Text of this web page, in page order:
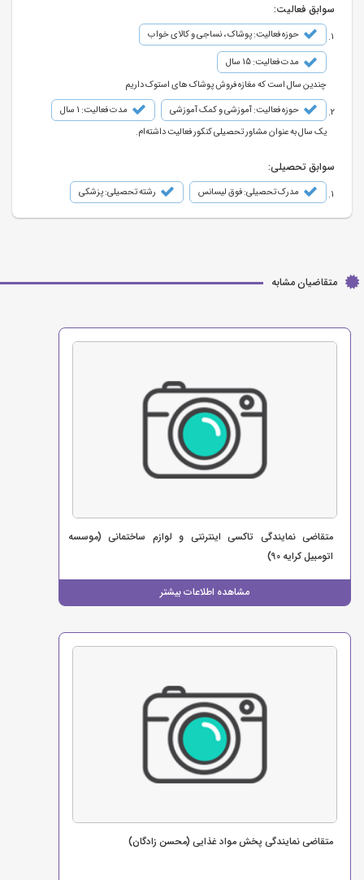
سوابق فعالیت:
حوزه فعالیت: پوشاک ، نساجی و کالای خواب
مدت فعالیت: 15 سال
چندین سال است که مغازه فروش پوشاک های استوک داریم
حوزه فعالیت: آموزشی و کمک آموزشی
مدت فعالیت: 1 سال
یک سال به عنوان مشاور تحصیلی کنکور فعالیت داشته‌ام.
سوابق تحصیلی:
مدرک تحصیلی: فوق لیسانس رشته تحصیلی: پزشکی
متقاضیان مشابه
مشاهده اطلاعات بیشتر
متقاضی نمایندگی تاکسی اینترنتی و لوازم ساختمانی (موسسه
اتومبیل کرایه 90)
متقاضی نمایندگی پخش مواد غذایی (محسن زادگان)